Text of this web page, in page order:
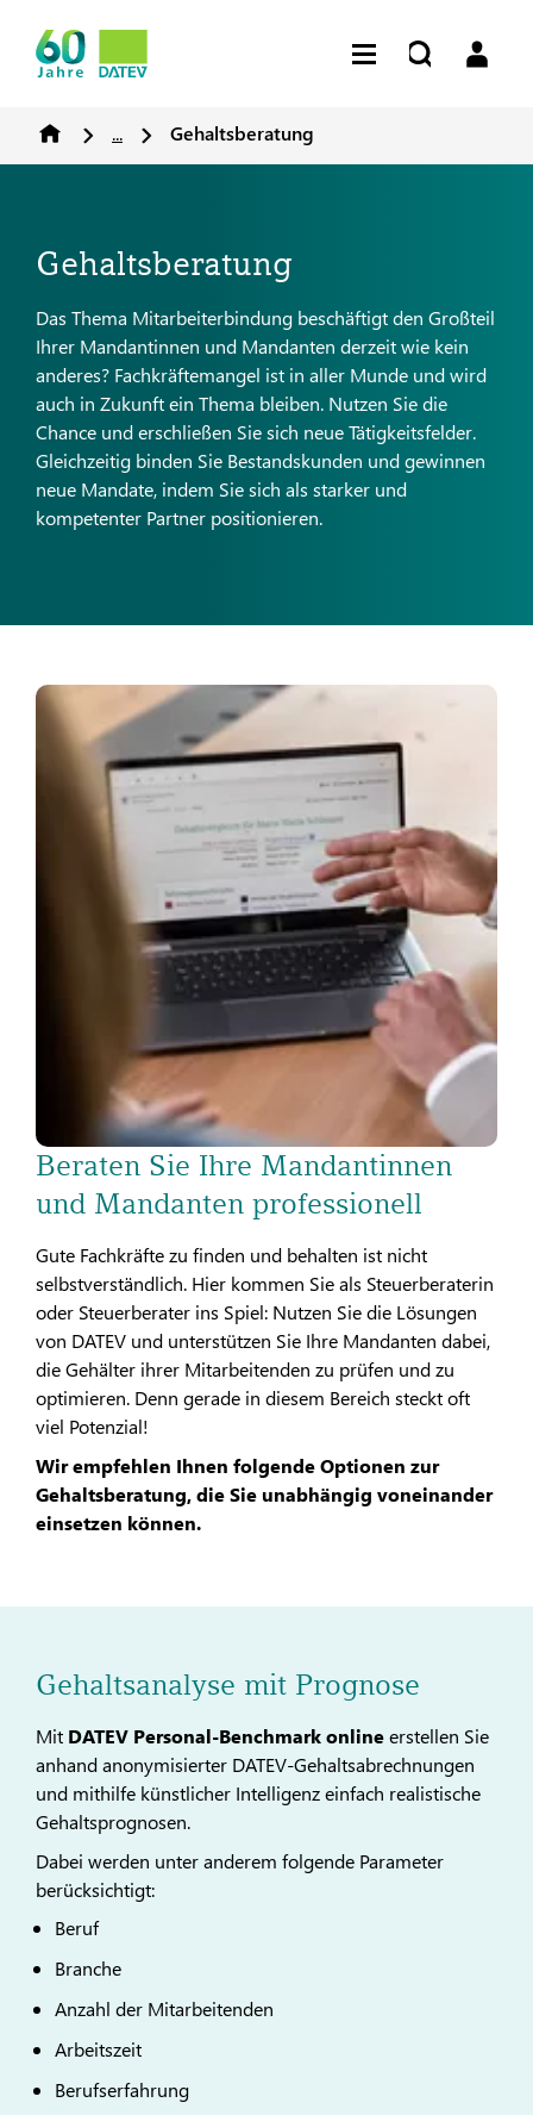
... Gehaltsberatung
Gehaltsberatung
Das Thema Mitarbeiterbindung beschäftigt den Großteil
Ihrer Mandantinnen und Mandanten derzeit wie kein
anderes? Fachkräftemangel ist in aller Munde und wird
auch in Zukunft ein Thema bleiben. Nutzen Sie die
Chance und erschließen Sie sich neue Tätigkeitsfelder.
Gleichzeitig binden Sie Bestandskunden und gewinnen
neue Mandate, indem Sie sich als starker und
kompetenter Partner positionieren.
Beraten Sie Ihre Mandantinnen
und Mandanten professionell
Gute Fachkräfte zu finden und behalten ist nicht
selbstverständlich. Hier kommen Sie als Steuerberaterin
oder Steuerberater ins Spiel: Nutzen Sie die Lösungen
von DATEV und unterstützen Sie Ihre Mandanten dabei,
die Gehälter ihrer Mitarbeitenden zu prüfen und zu
optimieren. Denn gerade in diesem Bereich steckt oft
viel Potenzial!
Wir empfehlen Ihnen folgende Optionen zur
Gehaltsberatung, die Sie unabhängig voneinander
einsetzen können.
Gehaltsanalyse mit Prognose
Mit DATEV Personal-Benchmark onlineerstellen Sie
anhand anonymisierter DATEV-Gehaltsabrechnungen
und mithilfe künstlicher Intelligenz einfach realistische
Gehaltsprognosen.
Dabei werden unter anderem folgende Parameter
berücksichtigt:
Beruf
Branche
Anzahl der Mitarbeitenden
Arbeitszeit
Berufserfahrung